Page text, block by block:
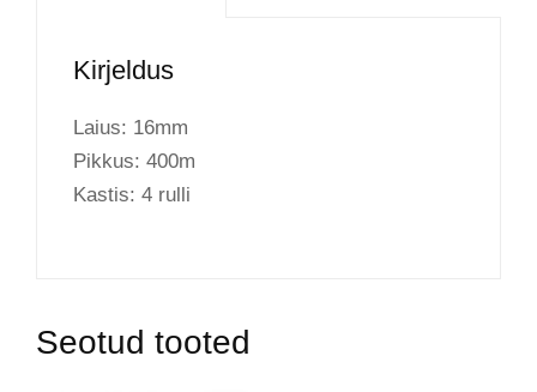
Kirjeldus
Laius: 16mm
Pikkus: 400m
Kastis: 4 rulli
Seotud tooted